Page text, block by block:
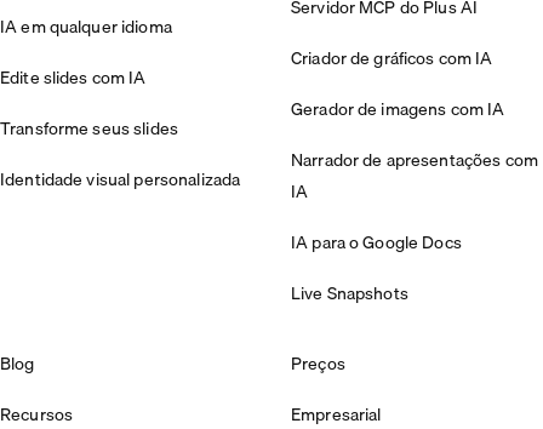
IA em qualquer idioma
Edite slides com IA
Transforme seus slides
Identidade visual personalizada
Servidor MCP do Plus AI
Criador de gráficos com IA
Gerador de imagens com IA
Narrador de apresentações com
IA
IA para o Google Docs
Live Snapshots
Blog
Recursos
Preços
Empresarial